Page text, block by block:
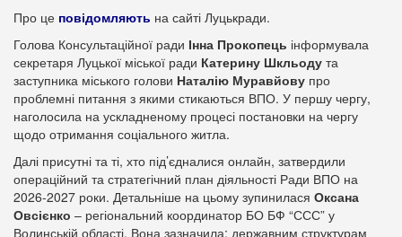
Про це повідомляють на сайті Луцькради.
Голова Консультаційної ради Інна Прокопець інформувала
секретаря Луцької міської ради Катерину Шкльоду та
заступника міського голови Наталію Муравйову про
проблемні питання з якими стикаються ВПО. У першу чергу,
наголосила на ускладненому процесі постановки на чергу
щодо отримання соціального житла.
Далі присутні та ті, хто під’єдналися онлайн, затвердили
операційний та стратегічний план діяльності Ради ВПО на
2026-2027 роки. Детальніше на цьому зупинилася Оксана
Овсієнко – регіональний координатор БО БФ “ССС” у
Волинській області. Вона зазначила: державним структурам